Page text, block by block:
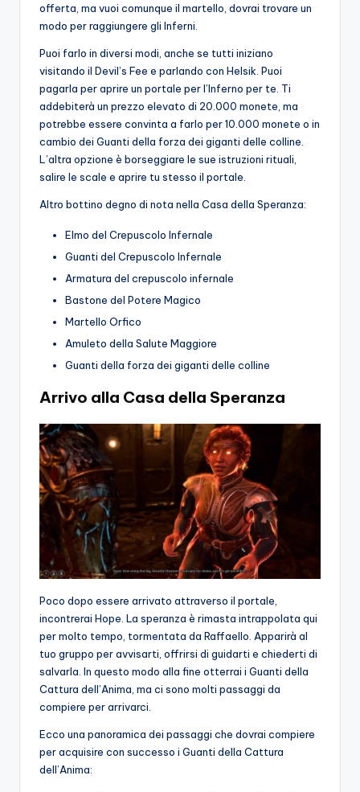
offerta, ma vuoi comunque il martello, dovrai trovare un
modo per raggiungere gli Inferni.
Puoi farlo in diversi modi, anche se tutti iniziano
visitando il Devil’s Fee e parlando con Helsik. Puoi
pagarla per aprire un portale per l’Inferno per te. Ti
addebiterà un prezzo elevato di 20.000 monete, ma
potrebbe essere convinta a farlo per 10.000 monete o in
cambio dei Guanti della forza dei giganti delle colline.
L’altra opzione è borseggiare le sue istruzioni rituali,
salire le scale e aprire tu stesso il portale.
Altro bottino degno di nota nella Casa della Speranza:
Elmo del Crepuscolo Infernale
Guanti del Crepuscolo Infernale
Armatura del crepuscolo infernale
Bastone del Potere Magico
Martello Orfico
Amuleto della Salute Maggiore
Guanti della forza dei giganti delle colline
Arrivo alla Casa della Speranza
Poco dopo essere arrivato attraverso il portale,
incontrerai Hope. La speranza è rimasta intrappolata qui
per molto tempo, tormentata da Raffaello. Apparirà al
tuo gruppo per avvisarti, offrirsi di guidarti e chiederti di
salvarla. In questo modo alla fine otterrai i Guanti della
Cattura dell’Anima, ma ci sono molti passaggi da
compiere per arrivarci.
Ecco una panoramica dei passaggi che dovrai compiere
per acquisire con successo i Guanti della Cattura
dell’Anima: